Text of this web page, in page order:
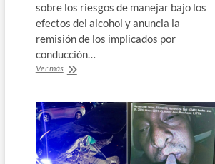
sobre los riesgos de manejar bajo los
efectos del alcohol y anuncia la
remisión de los implicados por
conducción…
Ver másConducían
fueron
detenidos
en
distintos
puntos